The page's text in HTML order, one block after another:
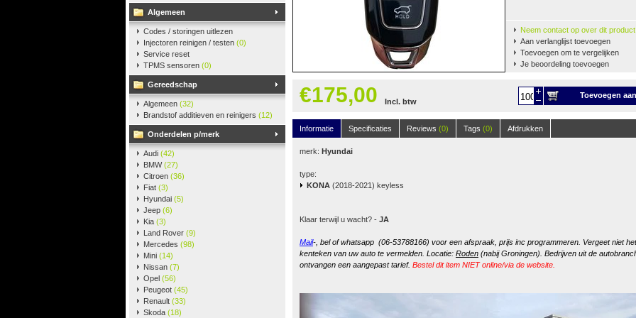
Algemeen
Codes / storingen uitlezen
Injectoren reinigen / testen (0)
Service reset
TPMS sensoren (0)
Gereedschap
Algemeen (32)
Brandstof additieven en reinigers (12)
Onderdelen p/merk
Audi (42)
BMW(27)
Citroen (36)
Fiat (3)
Hyundai (5)
Jeep (6)
Kia (3)
Land Rover (9)
Mercedes (98)
Mini (14)
Nissan (7)
Opel (56)
Peugeot (45)
Renault (33)
Skoda (18)
Neem contact op over dit product
Aan verlanglijst toevoegen
Toevoegen om te vergelijken
Je beoordeling toevoegen
€175,00 Incl. btw
Toevoegen aan
Informatie
Specificaties Reviews (0) Tags (0) Afdrukken
merk: Hyundai
type:
KONA (2018-2021) keyless
Klaar terwijl u wacht? - JA
Mail-, bel of whatsapp (06-53788166) voor een afspraak, prijs inc programmeren. Vergeet niet het
kenteken van uw auto te vermelden. Locatie: Roden (nabij Groningen). Bedrijven uit de
ontvangen een aangepast tarief. Bestel dit item NIET online/via de website.